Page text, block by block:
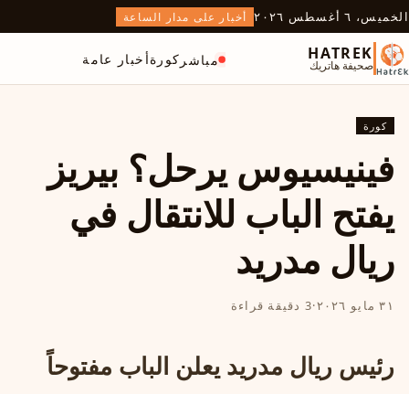
الخميس، ٦ أغسطس ٢٠٢٦ أخبار على مدار الساعة
HATREK
صحيفة هاتريك مباشر كورةأخبار عامة
كورة
فينيسيوس يرحل؟ بيريز
يفتح الباب للانتقال في
ريال مدريد
٣١ مايو ٢٠٢٦ ·3 دقيقة قراءة
رئيس ريال مدريد يعلن الباب مفتوحاً